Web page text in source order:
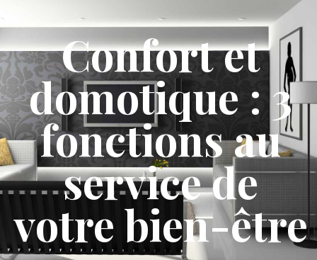
Confort et
domotique : 3
fonctions au
service de
votre bien-être